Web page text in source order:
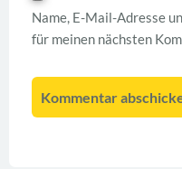
Name, E-Mail-Adresse
für meinen nächsten